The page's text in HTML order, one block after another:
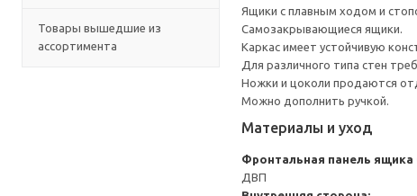
Товары вышедшие из
ассортимента
Ящики с плавным ходом и
Самозакрывающиеся ящики.
Каркас имеет устойчивую
Для различного типа стен
Ножки и цоколи продаются
Можно дополнить ручкой.
Материалы и уход
Фронтальная панель ящика
ДВП